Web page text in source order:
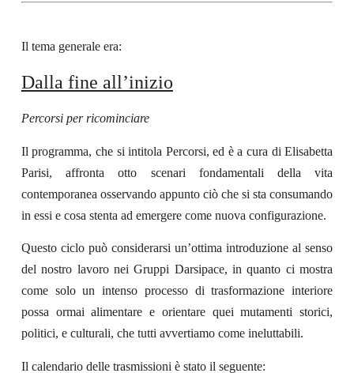
Il tema generale era:
Dalla fine all’inizio
Percorsi per ricominciare
Il programma, che si intitola Percorsi, ed è a cura di Elisabetta
Parisi, affronta otto scenari fondamentali della vita
contemporanea osservando appunto ciò che si sta consumando
in essi e cosa stenta ad emergere come nuova configurazione.
Questo ciclo può considerarsi un’ottima introduzione al senso
del nostro lavoro nei Gruppi Darsipace, in quanto ci mostra
come solo un intenso processo di trasformazione interiore
possa ormai alimentare e orientarequei mutamenti storici,
politici, e culturali, che tutti avvertiamo come ineluttabili.
Il calendario delle trasmissioni è statoil seguente: